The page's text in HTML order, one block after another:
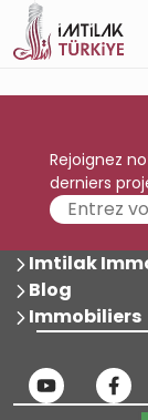
Rejoignez
derniers
Imtilak
Blog
Immobiliers